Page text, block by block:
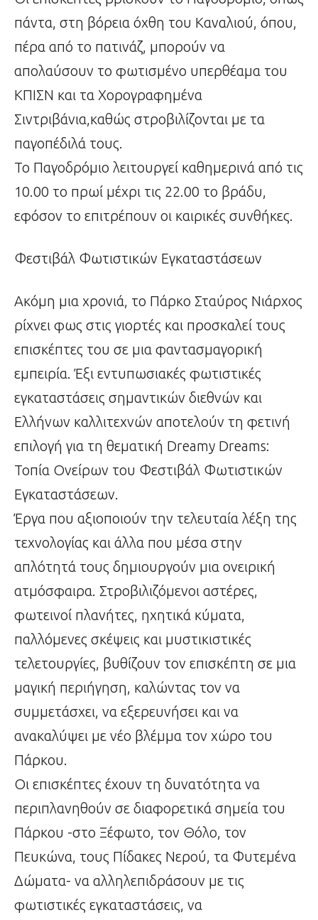
πάντα, στη βόρεια όχθη του Καναλιού, όπου,
πέρα από το πατινάζ, μπορούν να
απολαύσουν το φωτισμένο υπερθέαμα του
ΚΠΙΣΝ και τα Χορογραφημένα
Σιντριβάνια,καθώς στροβιλίζονται με τα
παγοπέδιλά τους.
Το Παγοδρόμιο λειτουργεί καθημερινά από τις
10.00 το πρωί μέχρι τις 22.00 το βράδυ,
εφόσον το επιτρέπουν οι καιρικές συνθήκες.
Φεστιβάλ Φωτιστικών Εγκαταστάσεων
Aκόμη μια χρονιά, το Πάρκο Σταύρος Νιάρχος
ρίχνει φως στις γιορτές και προσκαλεί τους
επισκέπτες του σε μια φαντασμαγορική
εμπειρία. Έξι εντυπωσιακές φωτιστικές
εγκαταστάσεις σημαντικών διεθνών και
Ελλήνων καλλιτεχνών αποτελούν τη φετινή
επιλογή για τη θεματική Dreamy Dreams:
Τοπία Ονείρων του Φεστιβάλ Φωτιστικών
Εγκαταστάσεων.
Έργα που αξιοποιούν την τελευταία λέξη της
τεχνολογίας και άλλα που μέσα στην
απλότητά τους δημιουργούν μια ονειρική
ατμόσφαιρα. Στροβιλιζόμενοι αστέρες,
φωτεινοί πλανήτες, ηχητικά κύματα,
παλλόμενες σκέψεις και μυστικιστικές
τελετουργίες, βυθίζουν τον επισκέπτη σε μια
μαγική περιήγηση, καλώντας τον να
συμμετάσχει, να εξερευνήσει και να
ανακαλύψει με νέο βλέμμα τον χώρο του
Πάρκου.
Οι επισκέπτες έχουν τη δυνατότητα να
περιπλανηθούν σε διαφορετικά σημεία του
Πάρκου -στο Ξέφωτο, τον Θόλο, τον
Πευκώνα, τους Πίδακες Νερού, τα Φυτεμένα
Δώματα- να αλληλεπιδράσουν με τις
φωτιστικές εγκαταστάσεις, να